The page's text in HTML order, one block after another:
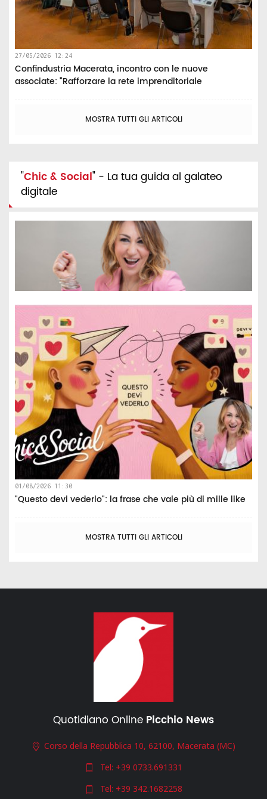
27/05/2026 12:24
Confindustria Macerata, incontro con le nuove
associate: “Rafforzare la rete imprenditoriale
MOSTRA TUTTI GLI ARTICOLI
"Chic & Social" - La tua guida al galateo
digitale
01/08/2026 11:30
"Questo devi vederlo": la frase che vale più di mille like
MOSTRA TUTTI GLI ARTICOLI
Quotidiano Online Picchio News
Corso della Repubblica 10, 62100, Macerata (MC)
Tel: +39 0733.691331
Tel: +39 342.1682258